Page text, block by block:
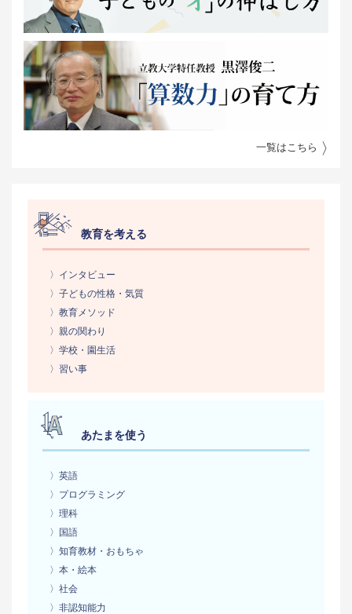
一覧はこちら
教育を考える
〉インタビュー
〉子どもの性格・気質
〉教育メソッド
〉親の関わり
〉学校・園生活
〉習い事
あたまを使う
〉英語
〉プログラミング
〉理科
〉国語
〉知育教材・おもちゃ
〉本・絵本
〉社会
〉非認知能力